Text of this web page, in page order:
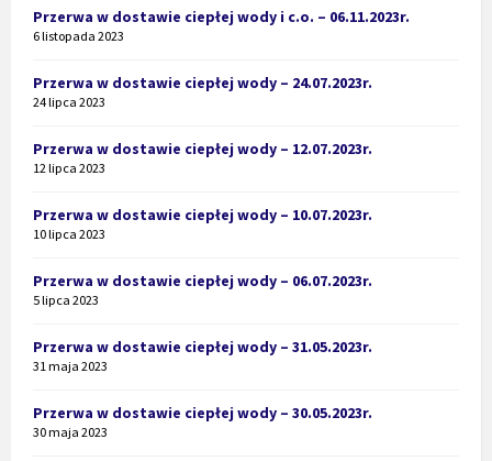
Przerwa w dostawie ciepłej wody i c.o. – 06.11.2023r.
6 listopada 2023
Przerwa w dostawie ciepłej wody – 24.07.2023r.
24 lipca 2023
Przerwa w dostawie ciepłej wody – 12.07.2023r.
12 lipca 2023
Przerwa w dostawie ciepłej wody – 10.07.2023r.
10 lipca 2023
Przerwa w dostawie ciepłej wody – 06.07.2023r.
5 lipca 2023
Przerwa w dostawie ciepłej wody – 31.05.2023r.
31 maja 2023
Przerwa w dostawie ciepłej wody – 30.05.2023r.
30 maja 2023